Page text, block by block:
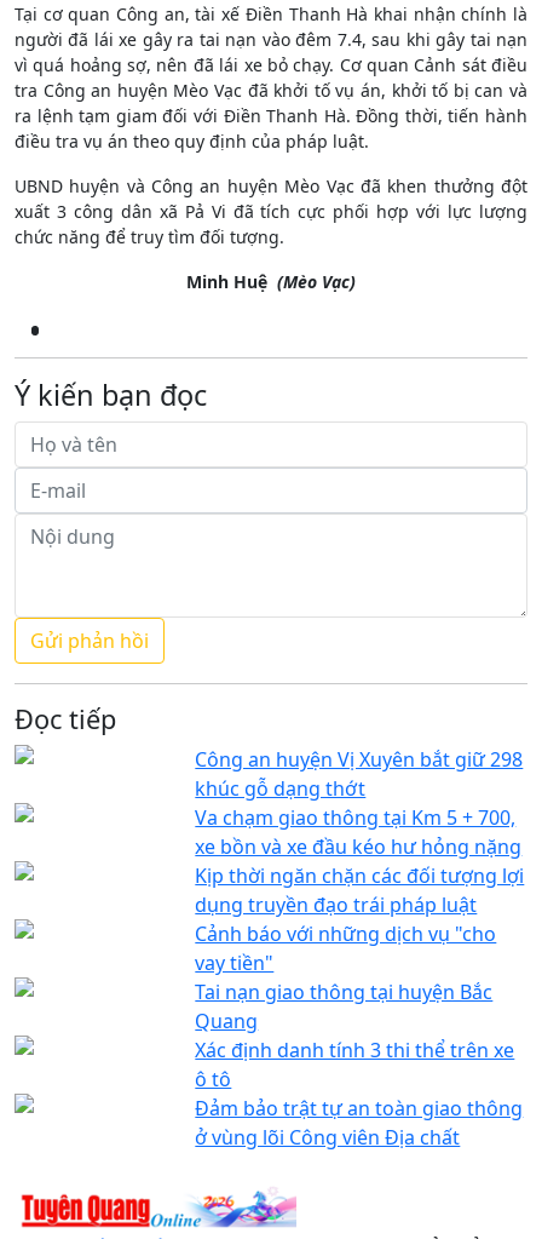
Tại cơ quan Công an, tài xế Điền Thanh Hà khai nhận chính là
người đã lái xe gây ra tai nạn vào đêm 7.4, sau khi gây tai nạn
vì quá hoảng sợ, nên đã lái xe bỏ chạy. Cơ quan Cảnh sát điều
tra Công an huyện Mèo Vạc đã khởi tố vụ án, khởi tố bị can và
ra lệnh tạm giam đối với Điền Thanh Hà. Đồng thời, tiến hành
điều tra vụ án theo quy định của pháp luật.
UBND huyện và Công an huyện Mèo Vạc đã khen thưởng đột
xuất 3 công dân xã Pả Vi đã tích cực phối hợp với lực lượng
chức năng để truy tìm đối tượng.
Minh Huệ (Mèo Vạc)
Ý kiến bạn đọc
Đọc tiếp
Công an huyện Vị Xuyên bắt giữ 298
khúc gỗ dạng thớt
Va chạm giao thông tại Km 5 + 700,
xe bồn và xe đầu kéo hư hỏng nặng
Kịp thời ngăn chặn các đối tượng lợi
dụng truyền đạo trái pháp luật
Cảnh báo với những dịch vụ "cho
vay tiền"
Tai nạn giao thông tại huyện Bắc
Quang
Xác định danh tính 3 thi thể trên xe
ô tô
Đảm bảo trật tự an toàn giao thông
ở vùng lõi Công viên Địa chất